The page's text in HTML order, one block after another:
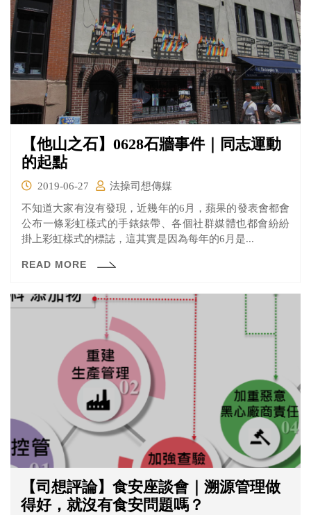
【他山之石】0628石牆事件｜同志運動
的起點
2019-06-27
法操司想傳媒
不知道大家有沒有發現，近幾年的6月，蘋果的發表會都會
公布一條彩虹樣式的手錶錶帶、各個社群媒體也都會紛紛
掛上彩虹樣式的標誌，這其實是因為每年的6月是...
READ MORE
【司想評論】食安座談會｜溯源管理做
得好，就沒有食安問題嗎？